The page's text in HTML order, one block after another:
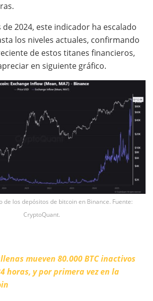
2024, este indicador ha escalado
los niveles actuales, confirmando
de estos titanes financieros,
en siguiente gráfico.
de los depósitos de bitcoin en Binance. Fuente:
CryptoQuant.
mueven 80.000 BTC inactivos
horas, y por primera vez en la